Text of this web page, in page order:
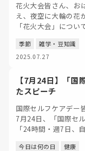
花火大会皆さん、お
え、夜空に大輪の花
「花火大会」につ
季節
雑学・豆知識
2025.07.27
【7月24日】「
たスピーチ
国際セルフケアデー
7月24日、「国際セ
「24時間・週7日、
今日は何の日
健康